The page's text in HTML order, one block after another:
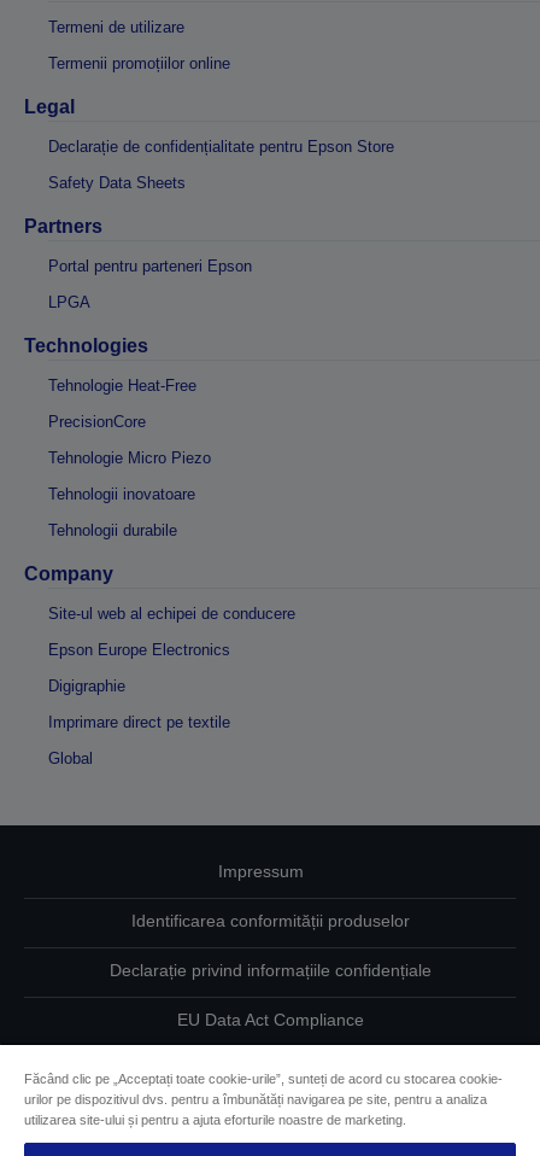
Termeni de utilizare
Termenii promoțiilor online
Legal
Declarație de confidențialitate pentru Epson Store
Safety Data Sheets
Partners
Portal pentru parteneri Epson
LPGA
Technologies
Tehnologie Heat-Free
PrecisionCore
Tehnologie Micro Piezo
Tehnologii inovatoare
Tehnologii durabile
Company
Site-ul web al echipei de conducere
Epson Europe Electronics
Digigraphie
Imprimare direct pe textile
Global
Impressum
Identificarea conformității produselor
Declarație privind informațiile confidențiale
EU Data Act Compliance
Contactaţi-ne în legătură cu datele dumneavoastră
Informaţii despre modulele cookie
Făcând clic pe „Acceptați toate cookie-urile”, sunteți de acord cu stocarea cookie-
urilor pe dispozitivul dvs. pentru a îmbunătăți navigarea pe site, pentru a analiza
utilizarea site-ului și pentru a ajuta eforturile noastre de marketing.